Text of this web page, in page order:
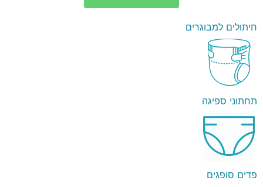
חיתולים למבוגרים
תחתוני ספיגה
פדים סופגים